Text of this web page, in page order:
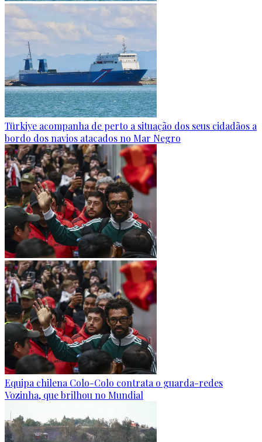
Türkiye acompanha de perto a situação dos seus cidadãos a
bordo dos navios atacados no Mar Negro
Equipa chilena Colo-Colo contrata o guarda-redes
Vozinha, que brilhou no Mundial